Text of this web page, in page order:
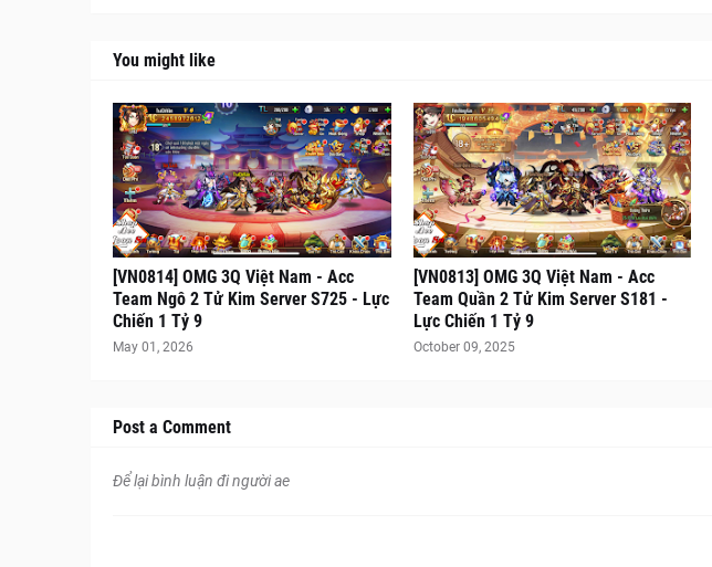
You might like
[VN0814] OMG 3Q Việt Nam - Acc
Team Ngô 2 Tử Kim Server S725 - Lực
Chiến 1 Tỷ 9
May 01, 2026
[VN0813] OMG 3Q Việt Nam - Acc
Team Quần 2 Tử Kim Server S181 -
Lực Chiến 1 Tỷ 9
October 09, 2025
Post a Comment
Để lại bình luận đi người ae